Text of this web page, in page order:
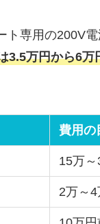
ト専用の200V
3.5万円から6万
費用の
15万～
2万～4